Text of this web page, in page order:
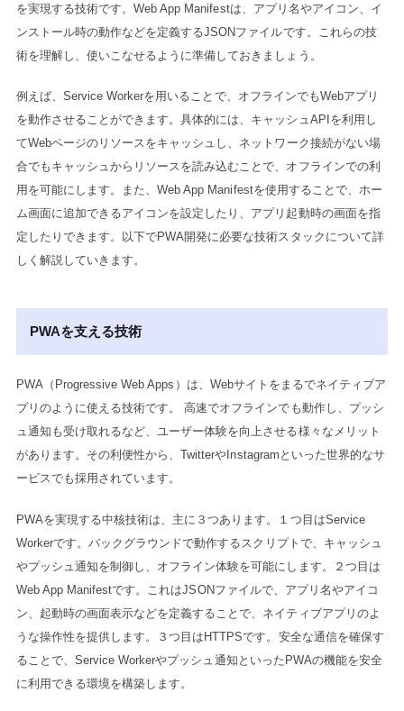
を実現する技術です。Web App Manifestは、アプリ名やアイコン、イ
ンストール時の動作などを定義するJSONファイルです。これらの技
術を理解し、使いこなせるように準備しておきましょう。
例えば、Service Workerを用いることで、オフラインでもWebアプリ
を動作させることができます。具体的には、キャッシュAPIを利用し
てWebページのリソースをキャッシュし、ネットワーク接続がない場
合でもキャッシュからリソースを読み込むことで、オフラインでの利
用を可能にします。また、Web App Manifestを使用することで、ホー
ム画面に追加できるアイコンを設定したり、アプリ起動時の画面を指
定したりできます。以下でPWA開発に必要な技術スタックについて詳
しく解説していきます。
PWAを支える技術
PWA（Progressive Web Apps）は、Webサイトをまるでネイティブア
プリのように使える技術です。 高速でオフラインでも動作し、プッシ
ュ通知も受け取れるなど、ユーザー体験を向上させる様々なメリット
があります。その利便性から、TwitterやInstagramといった世界的なサ
ービスでも採用されています。
PWAを実現する中核技術は、主に３つあります。１つ目はService
Workerです。バックグラウンドで動作するスクリプトで、キャッシュ
やプッシュ通知を制御し、オフライン体験を可能にします。２つ目は
Web App Manifestです。これはJSONファイルで、アプリ名やアイコ
ン、起動時の画面表示などを定義することで、ネイティブアプリのよ
うな操作性を提供します。３つ目はHTTPSです。安全な通信を確保す
ることで、Service Workerやプッシュ通知といったPWAの機能を安全
に利用できる環境を構築します。